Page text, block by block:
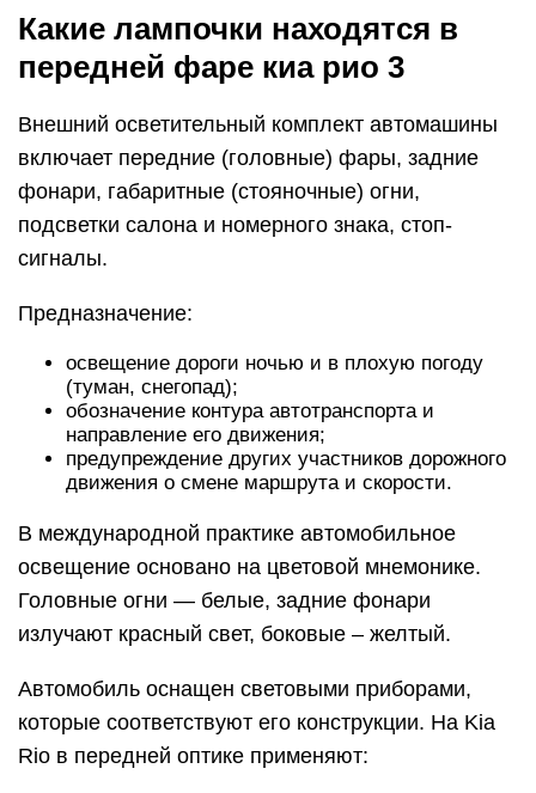
Какие лампочки находятся в
передней фаре киа рио 3
Внешний осветительный комплект автомашины
включает передние (головные) фары, задние
фонари, габаритные (стояночные) огни,
подсветки салона и номерного знака, стоп-
сигналы.
Предназначение:
освещение дороги ночью и в плохую погоду
(туман, снегопад);
обозначение контура автотранспорта и
направление его движения;
предупреждение других участников дорожного
движения о смене маршрута и скорости.
В международной практике автомобильное
освещение основано на цветовой мнемонике.
Головные огни — белые, задние фонари
излучают красный свет, боковые – желтый.
Автомобиль оснащен световыми приборами,
которые соответствуют его конструкции. На Kia
Rio в передней оптике применяют: